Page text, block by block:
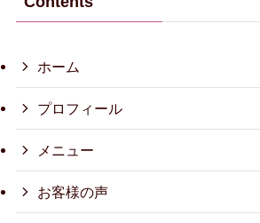
ホーム
プロフィール
メニュー
お客様の声